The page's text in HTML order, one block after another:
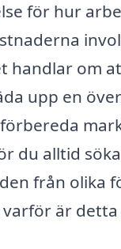
för hur
handlar om
upp en
du alltid
från olika
är detta